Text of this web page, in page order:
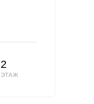
2
ЭТАЖ